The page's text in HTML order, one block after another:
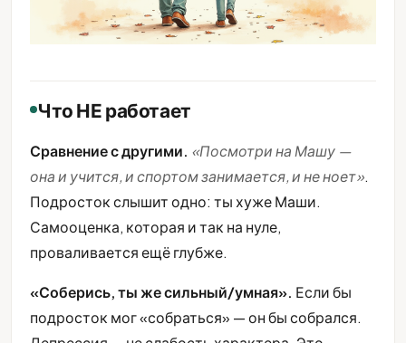
Что НЕ работает
Сравнение с другими. «Посмотри на Машу —
она и учится, и спортом занимается, и не ноет».
Подросток слышит одно: ты хуже Маши.
Самооценка, которая и так на нуле,
проваливается ещё глубже.
«Соберись, ты же сильный/умная». Если бы
подросток мог «собраться» — он бы собрался.